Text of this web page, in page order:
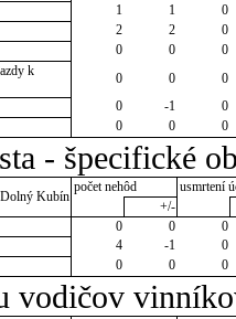
1 1
0
2 2
0
0 0
0
k
0 0
0
0 -1
0
0 0 0
- špecifické
Dolný Kubín
počet nehôd
usmrtení
+/-
0 0
0
4 -1
0
0 0 0
vodičov